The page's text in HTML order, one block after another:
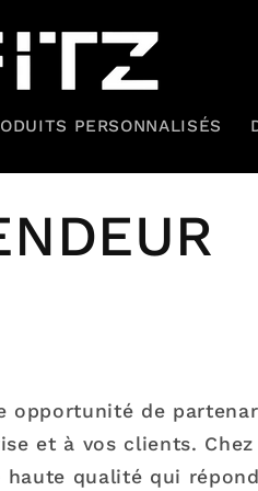
PERSONNALISÉS
opportunité de
et à vos clients.
qualité qui